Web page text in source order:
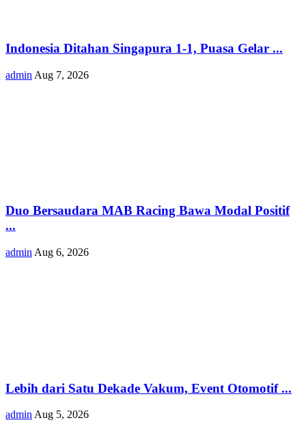
Indonesia Ditahan Singapura 1-1, Puasa Gelar ...
admin Aug 7, 2026
Duo Bersaudara MAB Racing Bawa Modal Positif
...
admin Aug 6, 2026
Lebih dari Satu Dekade Vakum, Event Otomotif ...
adminAug 5, 2026